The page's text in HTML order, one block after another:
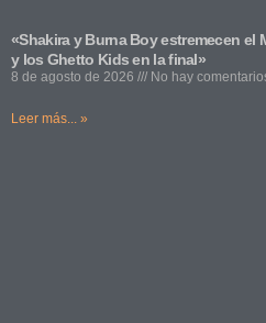
«Shakira y Burna Boy estremecen el
y los Ghetto Kids en la final»
8 de agosto de 2026 No hay
Leer más... »